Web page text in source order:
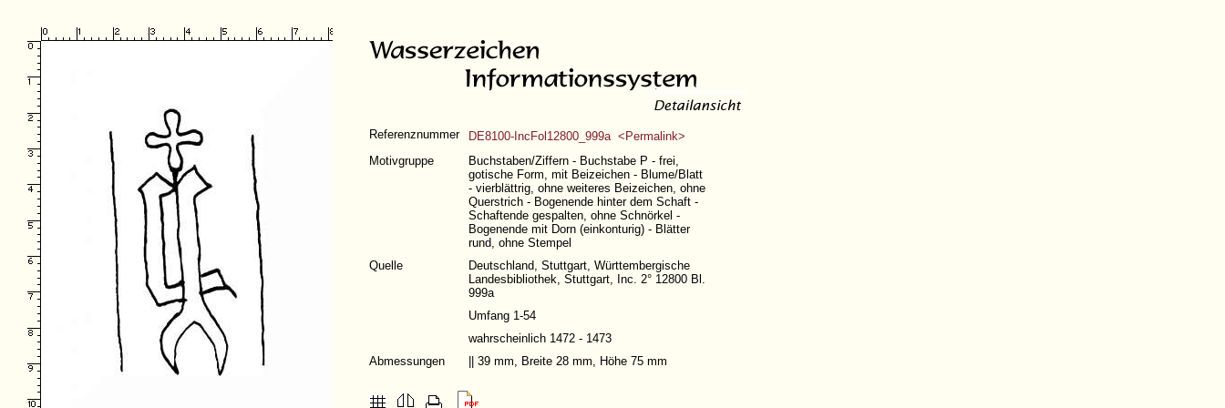
Referenznummer
DE8100-IncFol12800_999a <Permalink>
Motivgruppe
Buchstaben/Ziffern - Buchstabe P - frei,
gotische Form, mit Beizeichen - Blume/Blatt
- vierblättrig, ohne weiteres Beizeichen, ohne
Querstrich - Bogenende hinter dem Schaft -
Schaftende gespalten, ohne Schnörkel -
Bogenende mit Dorn (einkonturig) - Blätter
rund, ohne Stempel
Quelle
Deutschland, Stuttgart, Württembergische
Landesbibliothek, Stuttgart, Inc. 2° 12800 Bl.
999a
Umfang 1-54
wahrscheinlich 1472 - 1473
Abmessungen
|| 39 mm, Breite 28 mm, Höhe 75 mm